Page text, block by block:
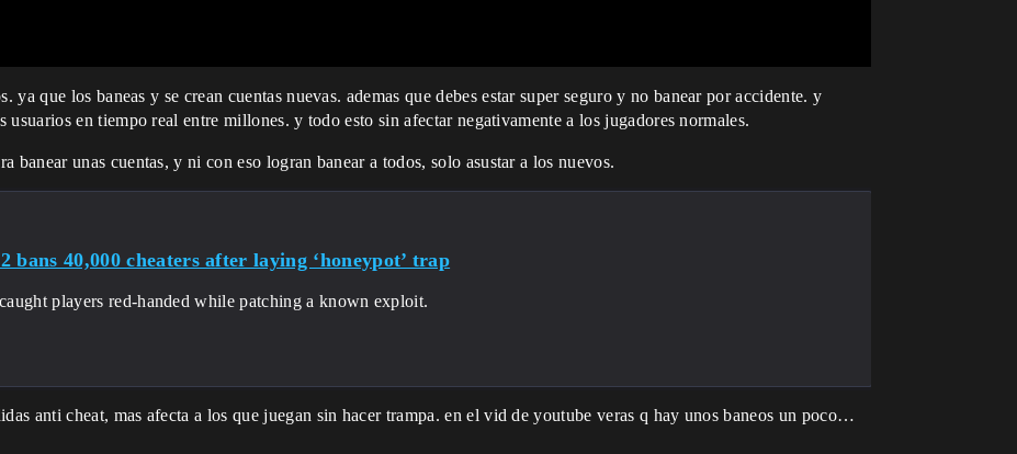
ya que los baneas y se crean cuentas nuevas. ademas que debes estar super seguro y no banear por accidente. y
usuarios en tiempo real entre millones. y todo esto sin afectar negativamente a los jugadores normales.
banear unas cuentas, y ni con eso logran banear a todos, solo asustar a los nuevos.
bans 40,000 cheaters after laying ‘honeypot’ trap
players red-handed while patching a known exploit.
anti cheat, mas afecta a los que juegan sin hacer trampa. en el vid de youtube veras q hay unos baneos un poco…